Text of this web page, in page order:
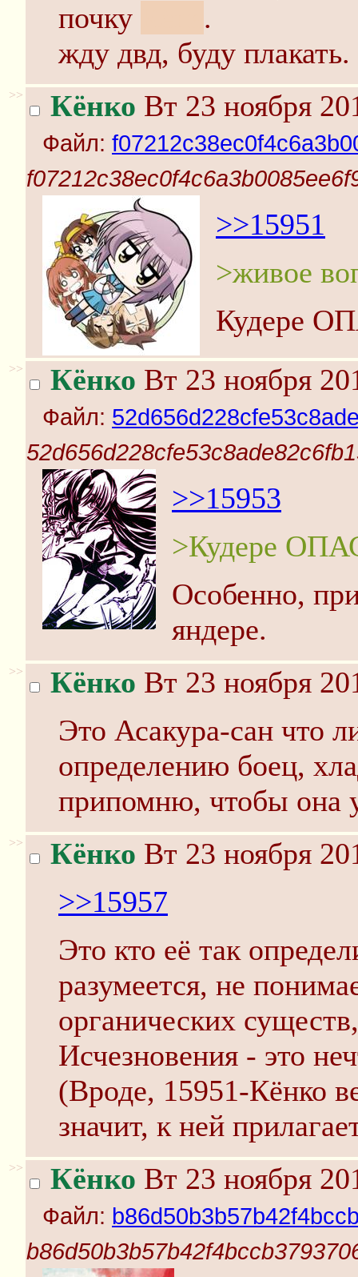
почку
.
жду двд, буду плакать.
>> Кёнко Вт 23 ноября
Файл:
>>15951
>живое
Кудере
>> Кёнко Вт 23 ноября
Файл:
>>15953
>Кудере
Особенно,
яндере.
>> Кёнко Вт 23 ноября
Это Асакура-сан что
определению боец,
припомню, чтобы она
>> Кёнко Вт 23 ноября
>>15957
Это кто её так
разумеется, не
органических
Исчезновения - это
(Вроде, 15951-Кёнко
значит, к ней
>> Кёнко Вт 23 ноября
Файл: